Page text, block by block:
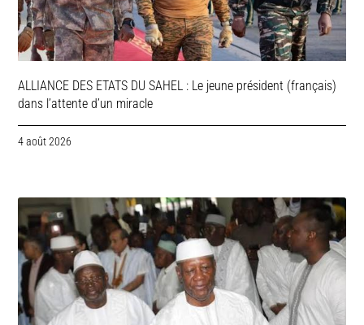
ALLIANCE DES ETATS DU SAHEL : Le jeune président (français)
dans l’attente d’un miracle
4 août 2026